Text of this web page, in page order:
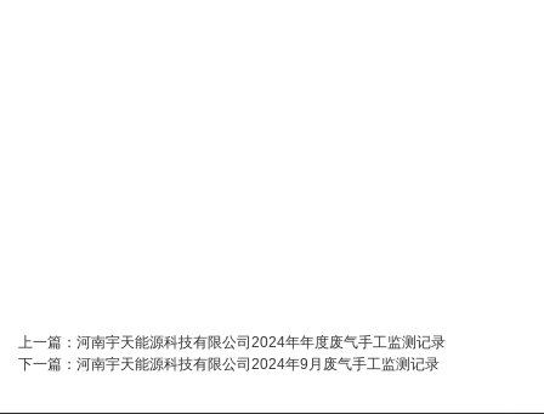
上一篇： 河南宇天能源科技有限公司2024年年度废气手工监测记录
下一篇： 河南宇天能源科技有限公司2024年9月废气手工监测记录